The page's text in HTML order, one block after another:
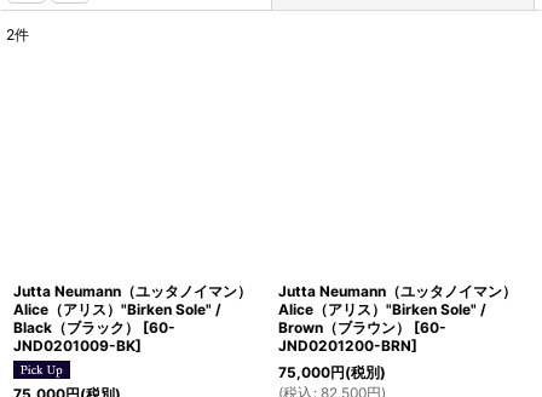
2件
Jutta Neumann（ユッタノイマン）
Alice（アリス）"Birken Sole" /
Black（ブラック）
[60-
JND0201009-BK]
Jutta Neumann（ユッタノイマン）
Alice（アリス）"Birken Sole" /
Brown（ブラウン）
[60-
JND0201200-BRN]
75,000円(税別)
(税込 : 82,500円)